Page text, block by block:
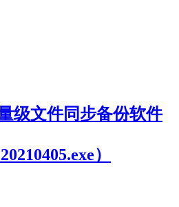
级文件同步备份软件
）